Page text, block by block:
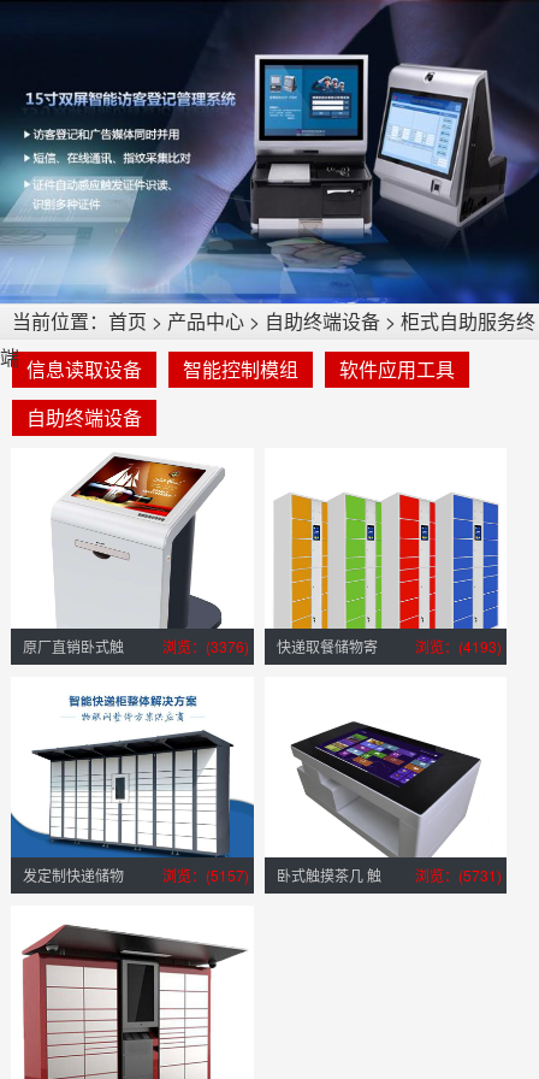
当前位置： 首页 > 产品中心 > 自助终端设备 > 柜式自助服务终
端 信息读取设备 智能控制模组
软件应用工具
自助终端设备
原厂直销卧式触
展示商场展示导购
终端系统软件开发
浏览：(3376)
快递取餐储物寄
脸识别扫码智能电
子柜应用管理系统
软件定制开发
浏览：(4193)
发定制快递储物
485通信控制板无
屏扫码20路4G无
线锁控板厂家直销
浏览：(5157)
卧式触摸茶几 触
浏览：(5731)